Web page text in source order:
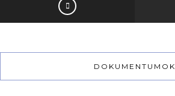
DOKUMENTUMOK